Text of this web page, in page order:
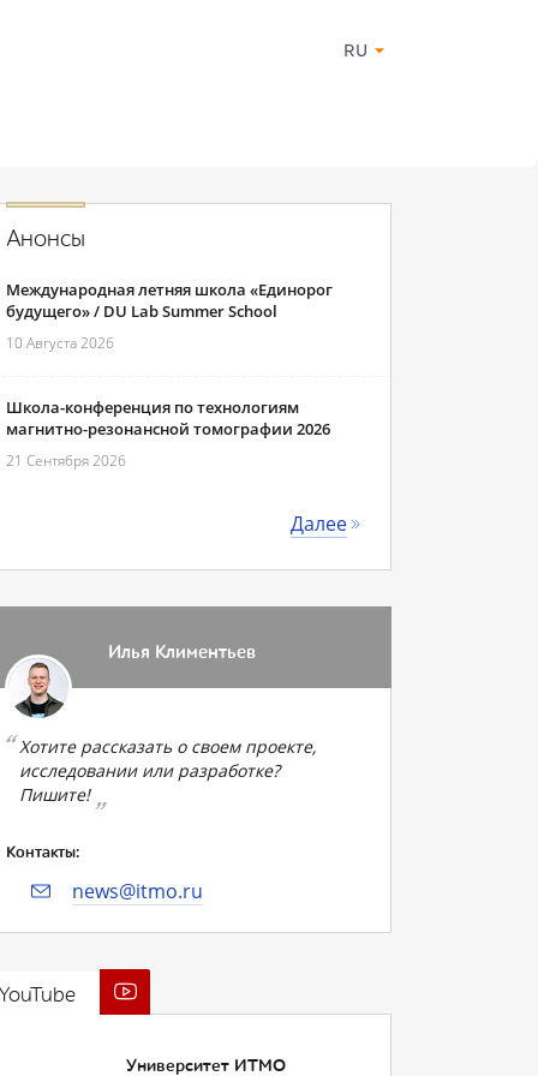
RU
Анонсы
Международная летняя школа «Единорог
будущего» / DU Lab Summer School
10 Августа 2026
Школа-конференция по технологиям
магнитно-резонансной томографии 2026
21 Сентября 2026
Далее
Илья Климентьев
Хотите рассказать о своем проекте,
исследовании или разработке?
Пишите!
Контакты:
news@itmo.ru
Университет ИТМО